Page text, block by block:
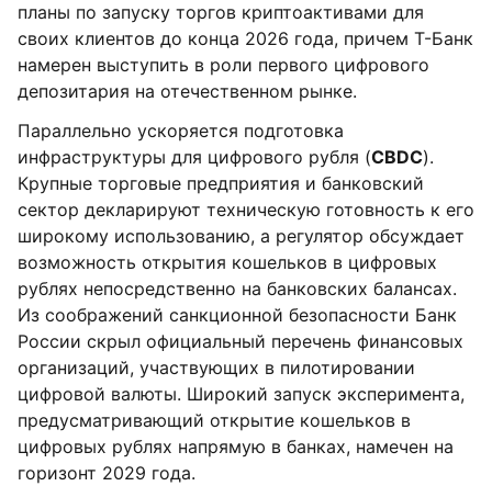
планы по запуску торгов криптоактивами для
своих клиентов до конца 2026 года, причем Т-Банк
намерен выступить в роли первого цифрового
депозитария на отечественном рынке.
Параллельно ускоряется подготовка
инфраструктуры для цифрового рубля (CBDC).
Крупные торговые предприятия и банковский
сектор декларируют техническую готовность к его
широкому использованию, а регулятор обсуждает
возможность открытия кошельков в цифровых
рублях непосредственно на банковских балансах.
Из соображений санкционной безопасности Банк
России скрыл официальный перечень финансовых
организаций, участвующих в пилотировании
цифровой валюты. Широкий запуск эксперимента,
предусматривающий открытие кошельков в
цифровых рублях напрямую в банках, намечен на
горизонт 2029 года.